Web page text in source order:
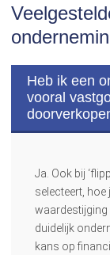
Heb ik een
vooral
Ja. Ook bij
selecteert, hoe
waardestijging
duidelijk
kans op